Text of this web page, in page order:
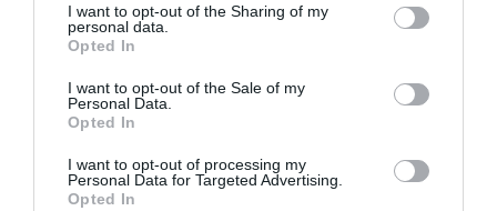
I want to opt-out of the Sharing of my
personal data.
Opted In
I want to opt-out of the Sale of my
Personal Data.
Opted In
I want to opt-out of processing my
Personal Data for Targeted Advertising.
Opted In